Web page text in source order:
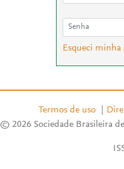
Esqueci minha
Termos de uso
© 2026 Sociedade Brasileira